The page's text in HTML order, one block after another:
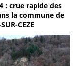
: crue rapide des
la commune de
CEZE